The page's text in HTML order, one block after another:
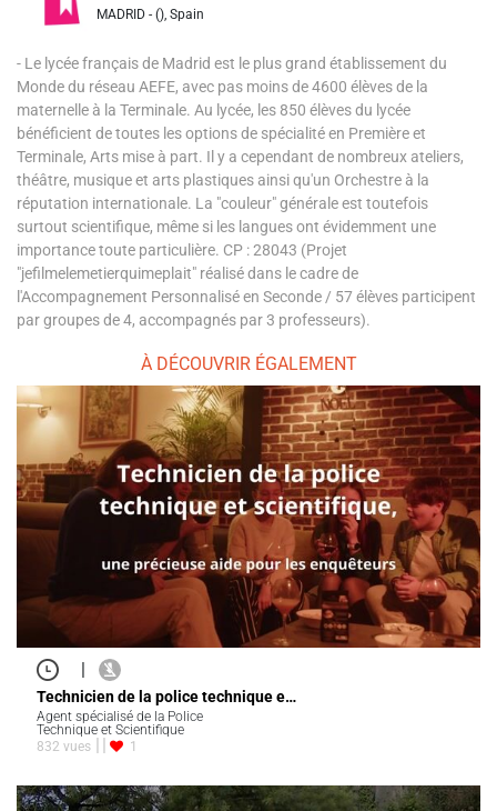
MADRID - (), Spain
- Le lycée français de Madrid est le plus grand établissement du
Monde du réseau AEFE, avec pas moins de 4600 élèves de la
maternelle à la Terminale. Au lycée, les 850 élèves du lycée
bénéficient de toutes les options de spécialité en Première et
Terminale, Arts mise à part. Il y a cependant de nombreux ateliers,
théâtre, musique et arts plastiques ainsi qu'un Orchestre à la
réputation internationale. La "couleur" générale est toutefois
surtout scientifique, même si les langues ont évidemment une
importance toute particulière. CP : 28043 (Projet
"jefilmelemetierquimeplait" réalisé dans le cadre de
l'Accompagnement Personnalisé en Seconde / 57 élèves participent
par groupes de 4, accompagnés par 3 professeurs).
À DÉCOUVRIR ÉGALEMENT
|
Technicien de la police technique e…
Agent spécialisé de la Police
Technique et Scientifique
832 vues
1